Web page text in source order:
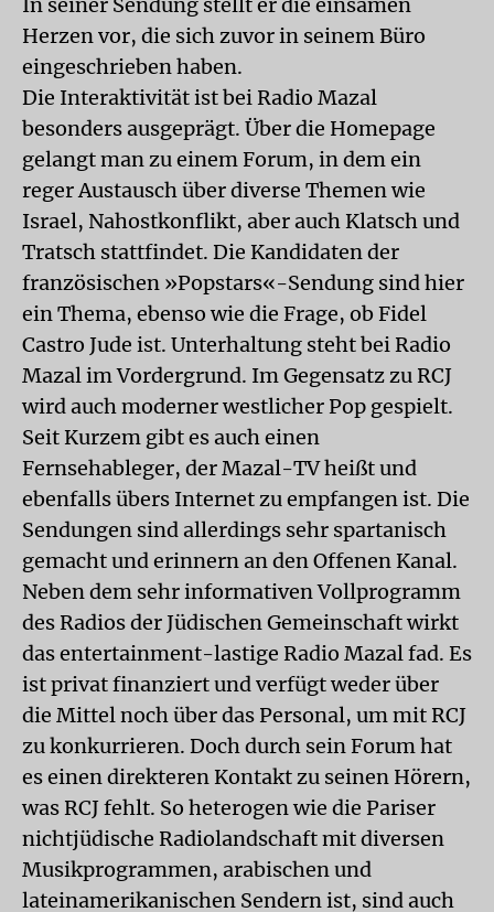
Herzen vor, die sich zuvor in seinem Büro
eingeschrieben haben.
Die Interaktivität ist bei Radio Mazal
besonders ausgeprägt. Über die Homepage
gelangt man zu einem Forum, in dem ein
reger Austausch über diverse Themen wie
Israel, Nahostkonflikt, aber auch Klatsch und
Tratsch stattfindet. Die Kandidaten der
französischen »Popstars«-Sendung sind hier
ein Thema, ebenso wie die Frage, ob Fidel
Castro Jude ist. Unterhaltung steht bei Radio
Mazal im Vordergrund. Im Gegensatz zu RCJ
wird auch moderner westlicher Pop gespielt.
Seit Kurzem gibt es auch einen
Fernsehableger, der Mazal-TV heißt und
ebenfalls übers Internet zu empfangen ist. Die
Sendungen sind allerdings sehr spartanisch
gemacht und erinnern an den Offenen Kanal.
Neben dem sehr informativen Vollprogramm
des Radios der Jüdischen Gemeinschaft wirkt
das entertainment-lastige Radio Mazal fad. Es
ist privat finanziert und verfügt weder über
die Mittel noch über das Personal, um mit RCJ
zu konkurrieren. Doch durch sein Forum hat
es einen direkteren Kontakt zu seinen Hörern,
was RCJ fehlt. So heterogen wie die Pariser
nichtjüdische Radiolandschaft mit diversen
Musikprogrammen, arabischen und
lateinamerikanischen Sendern ist, sind auch